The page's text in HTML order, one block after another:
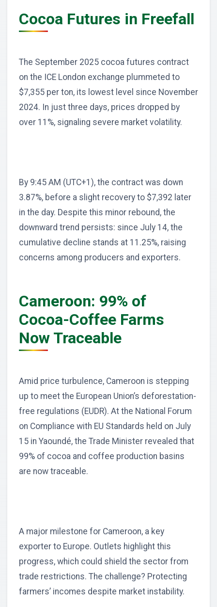
Cocoa Futures in Freefall
The September 2025 cocoa futures contract
on the ICE London exchange plummeted to
$7,355 per ton, its lowest level since November
2024. In just three days, prices dropped by
over 11%, signaling severe market volatility.
By 9:45 AM (UTC+1), the contract was down
3.87%, before a slight recovery to $7,392 later
in the day. Despite this minor rebound, the
downward trend persists: since July 14, the
cumulative decline stands at 11.25%, raising
concerns among producers and exporters.
Cameroon: 99% of
Cocoa-Coffee Farms
Now Traceable
Amid price turbulence, Cameroon is stepping
up to meet the European Union’s deforestation-
free regulations (EUDR). At the National Forum
on Compliance with EU Standards held on July
15 in Yaoundé, the Trade Minister revealed that
99% of cocoa and coffee production basins
are now traceable.
A major milestone for Cameroon, a key
exporter to Europe. Outlets highlight this
progress, which could shield the sector from
trade restrictions. The challenge? Protecting
farmers’ incomes despite market instability.